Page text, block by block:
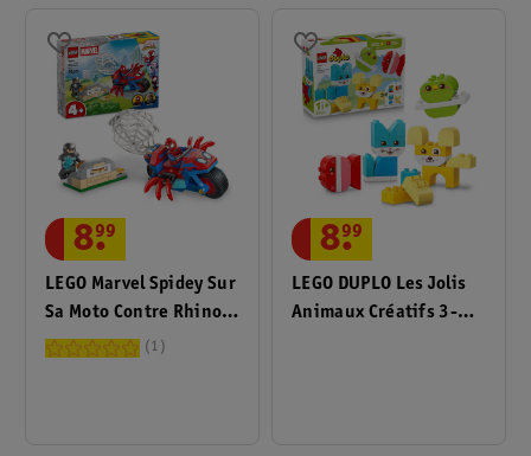
LEGO Marvel Spidey Sur
Sa Moto Contre Rhino
11206
8.
99
1
LEGO DUPLO Les Jolis
Animaux Créatifs 3-
8.
99